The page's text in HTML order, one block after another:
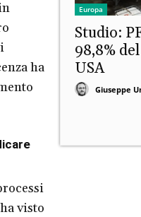
ha
visto
Europa
Studio:
98,8%
USA
Giuseppe